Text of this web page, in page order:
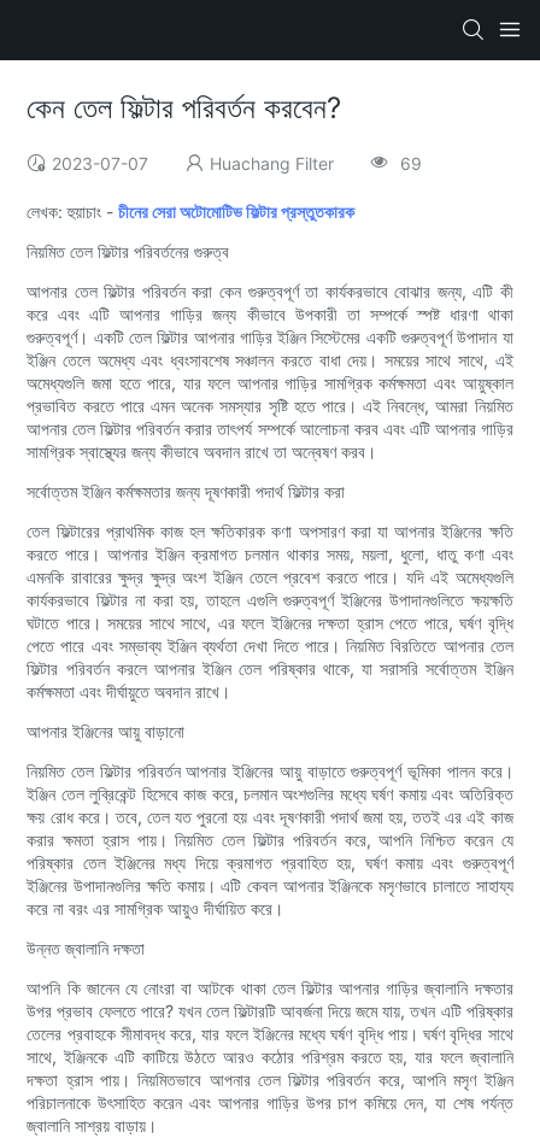
কেন তেল ফিল্টার পরিবর্তন করবেন?
2023-07-07 Huachang Filter 69
লেখক: হুয়াচাং -চীনের সেরা অটোমোটিভ ফিল্টার প্রস্তুতকারক
নিয়মিত তেল ফিল্টার পরিবর্তনের গুরুত্ব
আপনার তেল ফিল্টার পরিবর্তন করা কেন গুরুত্বপূর্ণ তা কার্যকরভাবে বোঝার জন্য, এটি কী
করে এবং এটি আপনার গাড়ির জন্য কীভাবে উপকারী তা সম্পর্কে স্পষ্ট ধারণা থাকা
গুরুত্বপূর্ণ। একটি তেল ফিল্টার আপনার গাড়ির ইঞ্জিন সিস্টেমের একটি গুরুত্বপূর্ণ উপাদান যা
ইঞ্জিন তেলে অমেধ্য এবং ধ্বংসাবশেষ সঞ্চালন করতে বাধা দেয়। সময়ের সাথে সাথে, এই
অমেধ্যগুলি জমা হতে পারে, যার ফলে আপনার গাড়ির সামগ্রিক কর্মক্ষমতা এবং আয়ুষ্কাল
প্রভাবিত করতে পারে এমন অনেক সমস্যার সৃষ্টি হতে পারে। এই নিবন্ধে, আমরা নিয়মিত
আপনার তেল ফিল্টার পরিবর্তন করার তাৎপর্য সম্পর্কে আলোচনা করব এবং এটি আপনার গাড়ির
সামগ্রিক স্বাস্থ্যের জন্য কীভাবে অবদান রাখে তা অন্বেষণ করব।
সর্বোত্তম ইঞ্জিন কর্মক্ষমতার জন্য দূষণকারী পদার্থ ফিল্টার করা
তেল ফিল্টারের প্রাথমিক কাজ হল ক্ষতিকারক কণা অপসারণ করা যা আপনার ইঞ্জিনের ক্ষতি
করতে পারে। আপনার ইঞ্জিন ক্রমাগত চলমান থাকার সময়, ময়লা, ধুলো, ধাতু কণা এবং
এমনকি রাবারের ক্ষুদ্র ক্ষুদ্র অংশ ইঞ্জিন তেলে প্রবেশ করতে পারে। যদি এই অমেধ্যগুলি
কার্যকরভাবে ফিল্টার না করা হয়, তাহলে এগুলি গুরুত্বপূর্ণ ইঞ্জিনের উপাদানগুলিতে ক্ষয়ক্ষতি
ঘটাতে পারে। সময়ের সাথে সাথে, এর ফলে ইঞ্জিনের দক্ষতা হ্রাস পেতে পারে, ঘর্ষণ বৃদ্ধি
পেতে পারে এবং সম্ভাব্য ইঞ্জিন ব্যর্থতা দেখা দিতে পারে। নিয়মিত বিরতিতে আপনার তেল
ফিল্টার পরিবর্তন করলে আপনার ইঞ্জিন তেল পরিষ্কার থাকে, যা সরাসরি সর্বোত্তম ইঞ্জিন
কর্মক্ষমতা এবং দীর্ঘায়ুতে অবদান রাখে।
আপনার ইঞ্জিনের আয়ু বাড়ানো
নিয়মিত তেল ফিল্টার পরিবর্তন আপনার ইঞ্জিনের আয়ু বাড়াতে গুরুত্বপূর্ণ ভূমিকা পালন করে।
ইঞ্জিন তেল লুব্রিকেন্ট হিসেবে কাজ করে, চলমান অংশগুলির মধ্যে ঘর্ষণ কমায় এবং অতিরিক্ত
ক্ষয় রোধ করে। তবে, তেল যত পুরনো হয় এবং দূষণকারী পদার্থ জমা হয়, ততই এর এই কাজ
করার ক্ষমতা হ্রাস পায়। নিয়মিত তেল ফিল্টার পরিবর্তন করে, আপনি নিশ্চিত করেন যে
পরিষ্কার তেল ইঞ্জিনের মধ্য দিয়ে ক্রমাগত প্রবাহিত হয়, ঘর্ষণ কমায় এবং গুরুত্বপূর্ণ
ইঞ্জিনের উপাদানগুলির ক্ষতি কমায়। এটি কেবল আপনার ইঞ্জিনকে মসৃণভাবে চালাতে সাহায্য
করে না বরং এর সামগ্রিক আয়ুও দীর্ঘায়িত করে।
উন্নত জ্বালানি দক্ষতা
আপনি কি জানেন যে নোংরা বা আটকে থাকা তেল ফিল্টার আপনার গাড়ির জ্বালানি দক্ষতার
উপর প্রভাব ফেলতে পারে? যখন তেল ফিল্টারটি আবর্জনা দিয়ে জমে যায়, তখন এটি পরিষ্কার
তেলের প্রবাহকে সীমাবদ্ধ করে, যার ফলে ইঞ্জিনের মধ্যে ঘর্ষণ বৃদ্ধি পায়। ঘর্ষণ বৃদ্ধির সাথে
সাথে, ইঞ্জিনকে এটি কাটিয়ে উঠতে আরও কঠোর পরিশ্রম করতে হয়, যার ফলে জ্বালানি
দক্ষতা হ্রাস পায়। নিয়মিতভাবে আপনার তেল ফিল্টার পরিবর্তন করে, আপনি মসৃণ ইঞ্জিন
পরিচালনাকে উৎসাহিত করেন এবং আপনার গাড়ির উপর চাপ কমিয়ে দেন, যা শেষ পর্যন্ত
জ্বালানি সাশ্রয় বাড়ায়।